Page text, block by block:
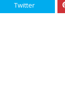
Twitter